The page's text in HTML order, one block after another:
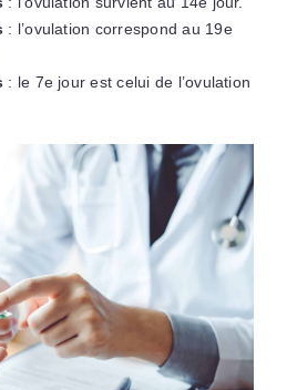
: l’ovulation correspond au 19e
: le 7e jour est celui de l’ovulation